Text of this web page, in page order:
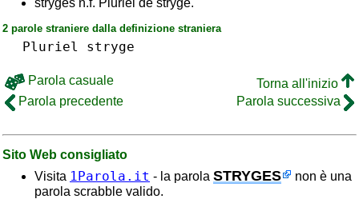
stryges n.f. Pluriel de stryge.
2 parole straniere dalla definizione straniera
Pluriel stryge
Parola casuale
Torna all'inizio
Parola precedente
Parola successiva
Sito Web consigliato
Visita 1Parola.it - la parola STRYGES
non è una
parola scrabble valido.